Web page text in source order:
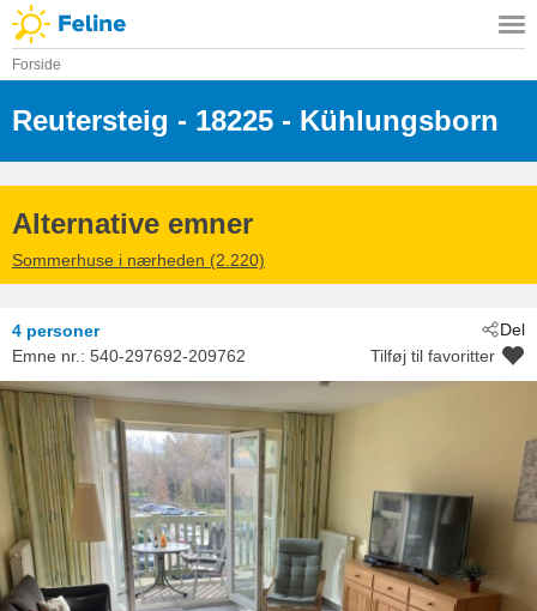
Forside
Reutersteig - 18225 - Kühlungsborn
Alternative emner
Sommerhuse i nærheden (2.220)
Del
4 personer
Emne nr.: 540-297692-209762 Tilføj til favoritter